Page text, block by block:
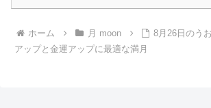
ホーム 月 moon
8月26日のう
アップと金運アップに最適な満月